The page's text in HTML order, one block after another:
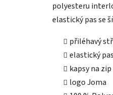
polyesteru
elastický pas se
přiléhavý
elastický pas
kapsy na zip
logo Joma